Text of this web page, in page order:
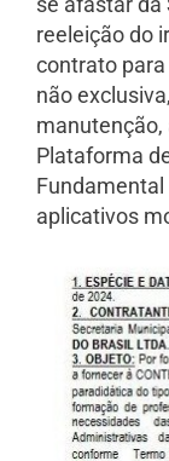
reeleição do
contrato
não
Plataforma
Fundamental
aplicativos